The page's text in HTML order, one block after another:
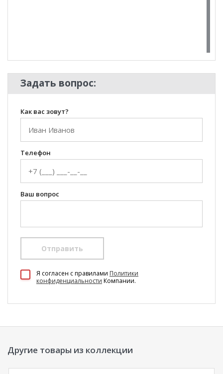
Задать вопрос:
Как вас зовут?
Телефон
Ваш вопрос
Отправить
Я согласен c правилами Политики
конфиденциальности Компании.
Другие товары из коллекции